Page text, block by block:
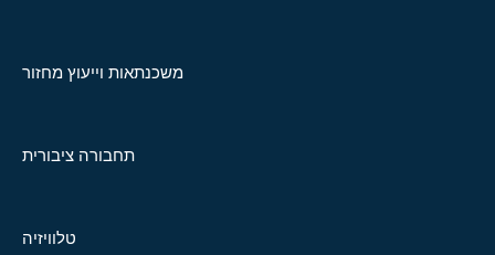
משכנתאות וייעוץ מחזור
תחבורה ציבורית
טלוויזיה